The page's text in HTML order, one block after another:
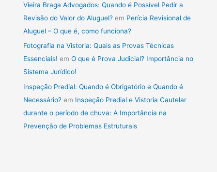
Vieira Braga Advogados: Quando é Possível Pedir a
Revisão do Valor do Aluguel? em Perícia Revisional de
Aluguel – O que é, como funciona?
Fotografia na Vistoria: Quais as Provas Técnicas
Essenciais! emO que é Prova Judicial? Importância no
Sistema Jurídico!
Inspeção Predial: Quando é Obrigatório e Quando é
Necessário? em Inspeção Predial e Vistoria Cautelar
durante o período de chuva: A Importância na
Prevenção de Problemas Estruturais